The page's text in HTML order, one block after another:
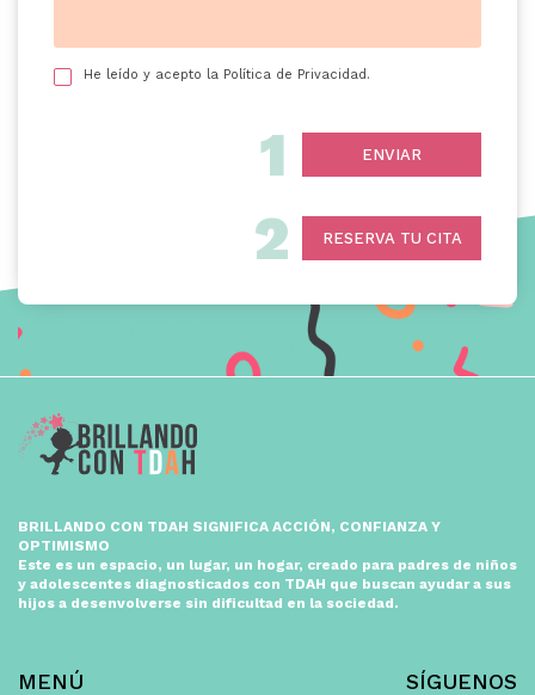
He leído y acepto la Política de Privacidad .
1
2
BRILLANDO CON TDAH SIGNIFICA ACCIÓN, CONFIANZA Y
OPTIMISMO
Este es un espacio, un lugar, un hogar, creado para padres de niños
y adolescentes diagnosticados con TDAH que buscan ayudar a sus
hijos a desenvolverse sin dificultad en la sociedad.
MENÚ SÍGUENOS